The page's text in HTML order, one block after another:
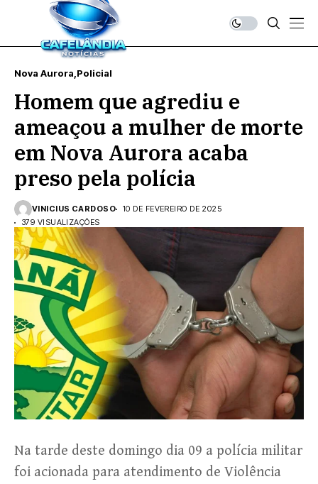
Nova Aurora Policial
Homem que agrediu e
ameaçou a mulher de morte
em Nova Aurora acaba
preso pela polícia
VINICIUS CARDOSO
10 DE FEVEREIRO DE 2025
379 VISUALIZAÇÕES
Na tarde deste domingo dia 09 a polícia militar
foi acionada para atendimento de Violência